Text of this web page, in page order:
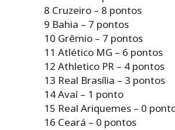
8 Cruzeiro – 8 pontos
9 Bahia – 7 pontos
10 Grêmio – 7 pontos
11 Atlético MG – 6 pontos
12 Athletico PR – 4 pontos
13 Real Brasília – 3 pontos
14 Avaí – 1 ponto
15 Real Ariquemes – 0
16 Ceará – 0 pontos